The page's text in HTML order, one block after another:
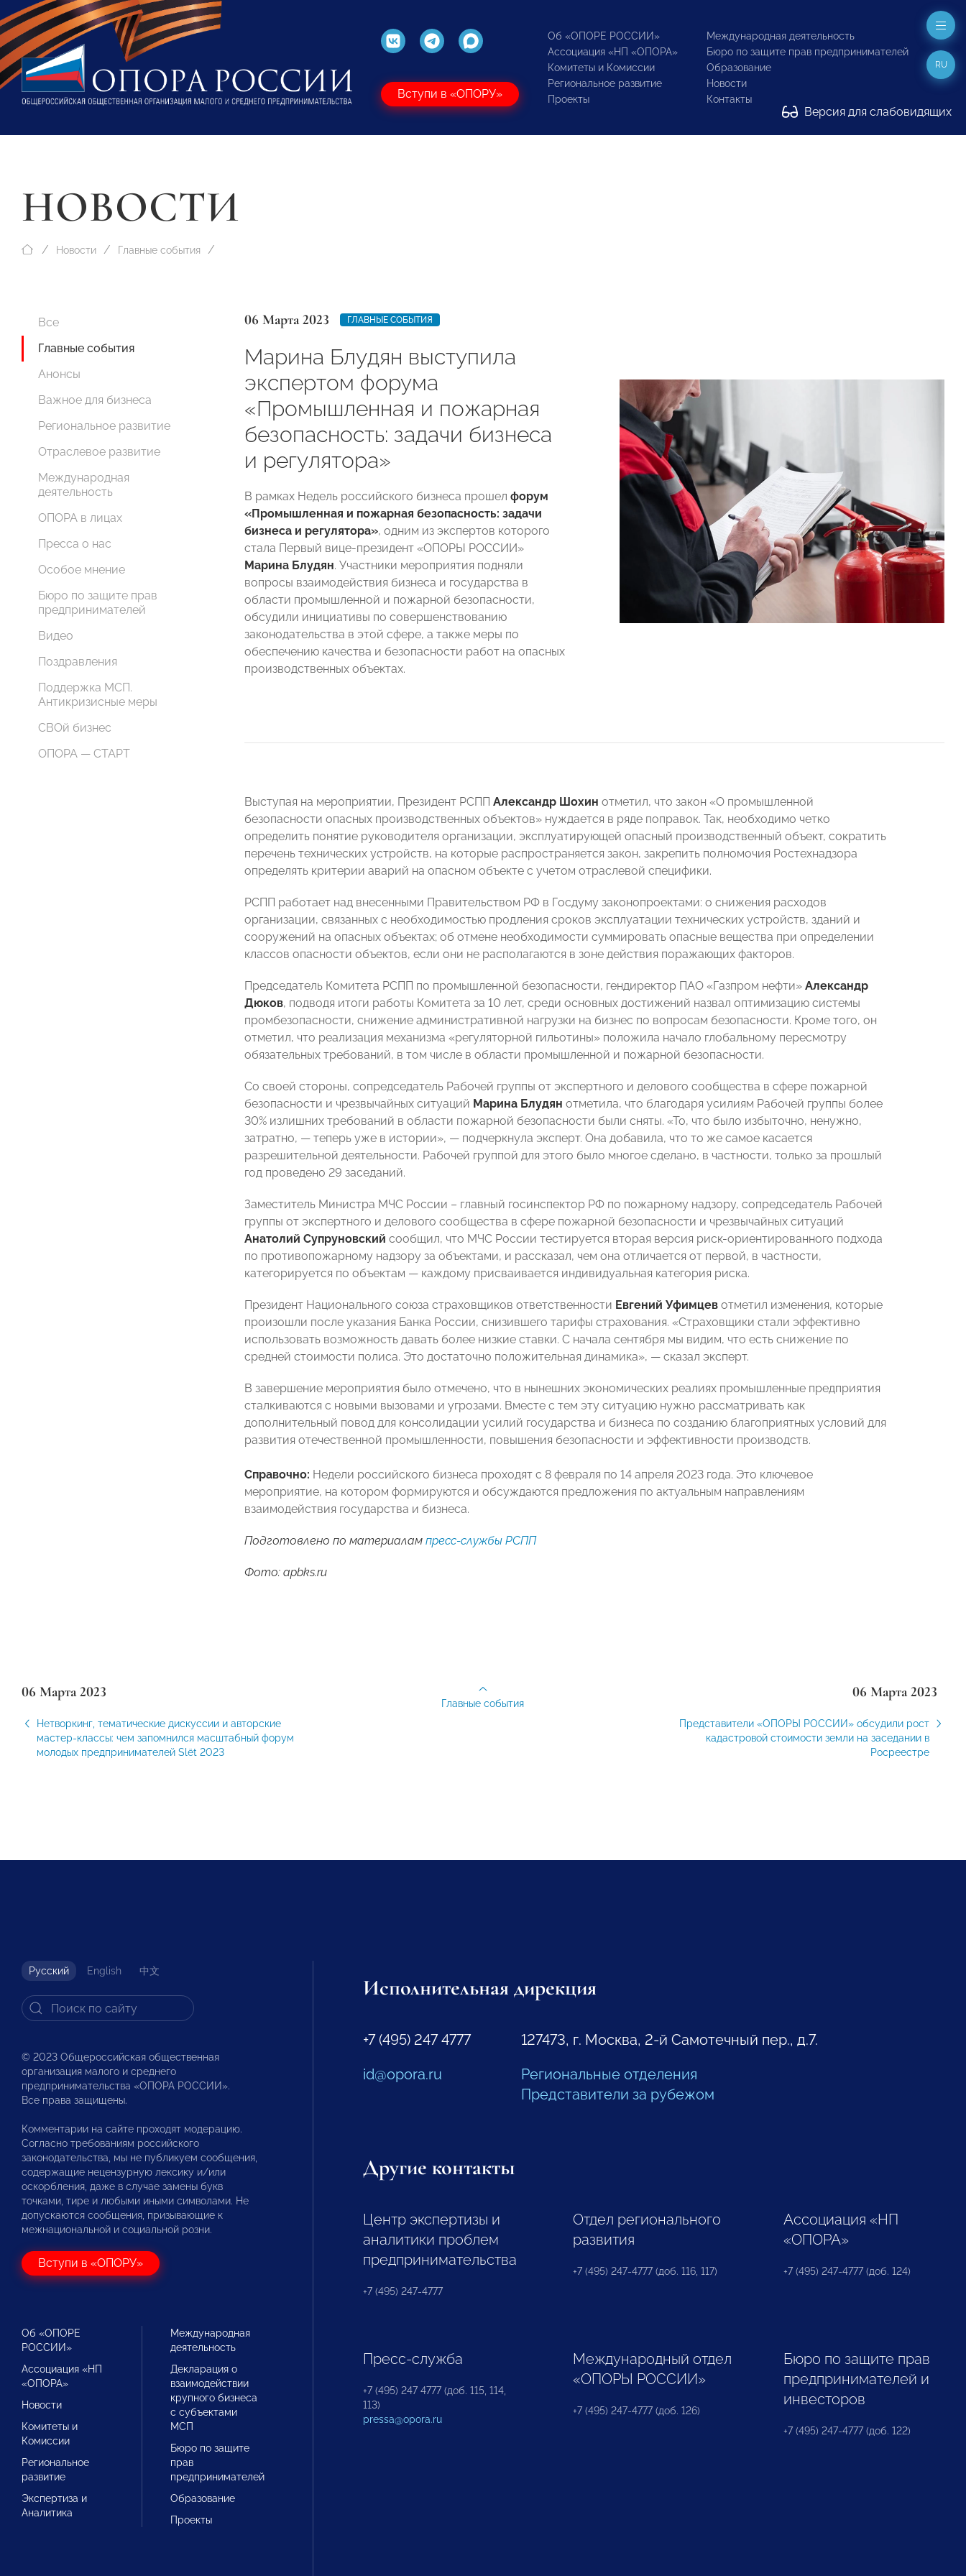
Вступи в «ОПОРУ»
Об «ОПОРЕ РОССИИ»
Ассоциация «НП «ОПОРА»
Комитеты и Комиссии
Региональное развитие
Проекты
Международная деятельность
Бюро по защите прав предпринимателей
Образование
Новости
Контакты
Версия для слабовидящих
RU
НОВОСТИ
Новости Главные события
Все
Главные события
Анонсы
Важное для бизнеса
Региональное развитие
Отраслевое развитие
Международная
деятельность
ОПОРА в лицах
Пресса о нас
Особое мнение
Бюро по защите прав
предпринимателей
Видео
Поздравления
Поддержка МСП.
Антикризисные меры
СВОй бизнес
ОПОРА — СТАРТ
06 Марта 2023 ГЛАВНЫЕ СОБЫТИЯ
Марина Блудян выступила
экспертом форума
«Промышленная и пожарная
безопасность: задачи бизнеса
и регулятора»
В рамках Недель российского бизнеса прошел форум
«Промышленная и пожарная безопасность: задачи
бизнеса и регулятора», одним из экспертов которого
стала Первый вице-президент «ОПОРЫ РОССИИ»
Марина Блудян. Участники мероприятия подняли
вопросы взаимодействия бизнеса и государства в
области промышленной и пожарной безопасности,
обсудили инициативы по совершенствованию
законодательства в этой сфере, а также меры по
обеспечению качества и безопасности работ на опасных
производственных объектах.
Выступая на мероприятии, Президент РСПП Александр Шохин отметил, что закон «О промышленной
безопасности опасных производственных объектов» нуждается в ряде поправок. Так, необходимо четко
определить понятие руководителя организации, эксплуатирующей опасный производственный объект, сократить
перечень технических устройств, на которые распространяется закон, закрепить полномочия Ростехнадзора
определять критерии аварий на опасном объекте с учетом отраслевой специфики.
РСПП работает над внесенными Правительством РФ в Госдуму законопроектами: о снижения расходов
организации, связанных с необходимостью продления сроков эксплуатации технических устройств, зданий и
сооружений на опасных объектах; об отмене необходимости суммировать опасные вещества при определении
классов опасности объектов, если они не располагаются в зоне действия поражающих факторов.
Председатель Комитета РСПП по промышленной безопасности, гендиректор ПАО «Газпром нефти» Александр
Дюков, подводя итоги работы Комитета за 10 лет, среди основных достижений назвал оптимизацию системы
промбезопасности, снижение административной нагрузки на бизнес по вопросам безопасности. Кроме того, он
отметил, что реализация механизма «регуляторной гильотины» положила начало глобальному пересмотру
обязательных требований, в том числе в области промышленной и пожарной безопасности.
Со своей стороны, сопредседатель Рабочей группы от экспертного и делового сообщества в сфере пожарной
безопасности и чрезвычайных ситуаций Марина Блудян отметила, что благодаря усилиям Рабочей группы более
30% излишних требований в области пожарной безопасности были сняты. «То, что было избыточно, ненужно,
затратно, — теперь уже в истории», — подчеркнула эксперт. Она добавила, что то же самое касается
разрешительной деятельности. Рабочей группой для этого было многое сделано, в частности, только за прошлый
год проведено 29 заседаний.
Заместитель Министра МЧС России – главный госинспектор РФ по пожарному надзору, сопредседатель Рабочей
группы от экспертного и делового сообщества в сфере пожарной безопасности и чрезвычайных ситуаций
Анатолий Супруновский сообщил, что МЧС России тестируется вторая версия риск-ориентированного подхода
по противопожарному надзору за объектами, и рассказал, чем она отличается от первой, в частности,
категорируется по объектам — каждому присваивается индивидуальная категория риска.
Президент Национального союза страховщиков ответственности Евгений Уфимцев отметил изменения, которые
произошли после указания Банка России, снизившего тарифы страхования. «Страховщики стали эффективно
использовать возможность давать более низкие ставки. С начала сентября мы видим, что есть снижение по
средней стоимости полиса. Это достаточно положительная динамика», — сказал эксперт.
В завершение мероприятия было отмечено, что в нынешних экономических реалиях промышленные предприятия
сталкиваются с новыми вызовами и угрозами. Вместе с тем эту ситуацию нужно рассматривать как
дополнительный повод для консолидации усилий государства и бизнеса по созданию благоприятных условий для
развития отечественной промышленности, повышения безопасности и эффективности производств.
Справочно: Недели российского бизнеса проходят с 8 февраля по 14 апреля 2023 года. Это ключевое
мероприятие, на котором формируются и обсуждаются предложения по актуальным направлениям
взаимодействия государства и бизнеса.
Подготовлено по материалам пресс-службы РСПП
Фото: apbks.ru
06 Марта 2023
Нетворкинг, тематические дискуссии и авторские
мастер-классы: чем запомнился масштабный форум
молодых предпринимателей Slёt 2023
06 Марта 2023
Представители «ОПОРЫ РОССИИ» обсудили рост
кадастровой стоимости земли на заседании в
Росреестре
Главные события
Русский English 中文
© 2023 Общероссийская общественная
организация малого и среднего
предпринимательства «ОПОРА РОССИИ».
Все права защищены.
Комментарии на сайте проходят модерацию.
Согласно требованиям российского
законодательства, мы не публикуем сообщения,
содержащие нецензурную лексику и/или
оскорбления, даже в случае замены букв
точками, тире и любыми иными символами. Не
допускаются сообщения, призывающие к
межнациональной и социальной розни.
Вступи в «ОПОРУ»
Об «ОПОРЕ
РОССИИ»
Ассоциация «НП
«ОПОРА»
Новости
Комитеты и
Комиссии
Региональное
развитие
Экспертиза и
Аналитика
Международная
деятельность
Декларация о
взаимодействии
крупного бизнеса
с субъектами
МСП
Бюро по защите
прав
предпринимателей
Образование
Проекты
Исполнительная дирекция
+7 (495) 247 4777
id@opora.ru
127473, г. Москва, 2-й Самотечный пер., д.7.
Региональные отделения
Представители за рубежом
Другие контакты
Центр экспертизы и
аналитики проблем
предпринимательства
+7 (495) 247-4777
Отдел регионального
развития
+7 (495) 247-4777 (доб. 116, 117)
Ассоциация «НП
«ОПОРА»
+7 (495) 247-4777 (доб. 124)
Пресс-служба
+7 (495) 247 4777 (доб. 115, 114,
113)
pressa@opora.ru
Международный отдел
«ОПОРЫ РОССИИ»
+7 (495) 247-4777 (доб. 126)
Бюро по защите прав
предпринимателей и
инвесторов
+7 (495) 247-4777 (доб. 122)